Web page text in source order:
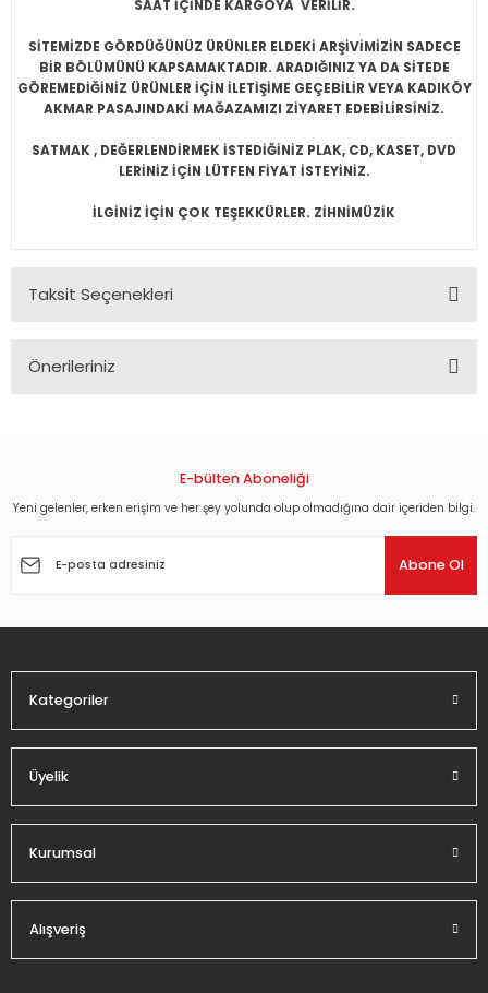
SAAT İÇİNDE KARGOYA VERİLİR.
SİTEMİZDE GÖRDÜĞÜNÜZ ÜRÜNLER ELDEKİ ARŞİVİMİZİN SADECE
BİR BÖLÜMÜNÜ KAPSAMAKTADIR. ARADIĞINIZ YA DA SİTEDE
GÖREMEDİĞİNİZ ÜRÜNLER İÇİN İLETİŞİME GEÇEBİLİR VEYA KADIKÖY
AKMAR PASAJINDAKİ MAĞAZAMIZI ZİYARET EDEBİLİRSİNİZ.
SATMAK , DEĞERLENDİRMEK İSTEDİĞİNİZ PLAK, CD, KASET, DVD
LERİNİZ İÇİN LÜTFEN FİYAT İSTEYİNİZ.
İLGİNİZ İÇİN ÇOK TEŞEKKÜRLER. ZİHNİMÜZİK
Taksit Seçenekleri
Önerileriniz
Görüş ve önerileriniz için teşekkür ederiz.
Ürün açıklamasında eksik bilgiler bulunuyor.
E-bülten Aboneliği
Yeni gelenler, erken erişim ve her şey yolunda olup olmadığına dair içeriden bilgi.
Abone Ol
Kategoriler
Üyelik
Kurumsal
Alışveriş